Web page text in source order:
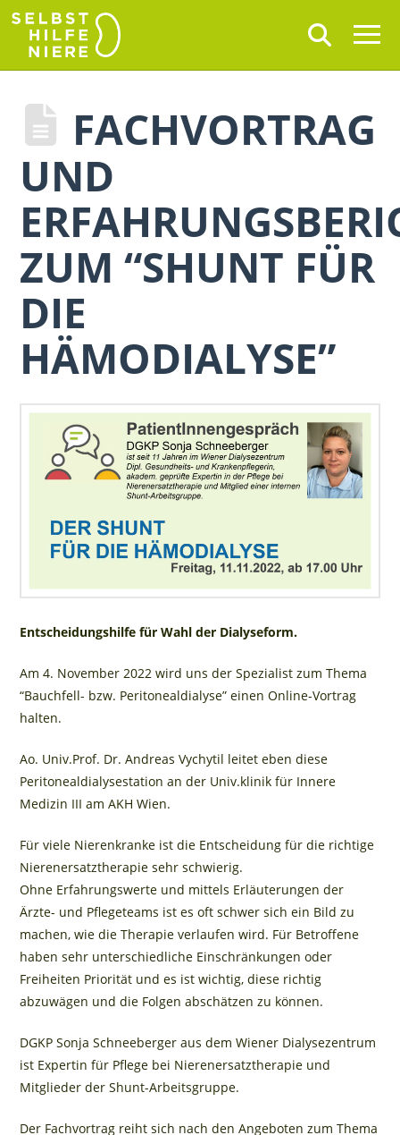
FACHVORTRAG
UND
ZUM “SHUNT FÜR
DIE
HÄMODIALYSE”
Entscheidungshilfe für Wahl der Dialyseform.
Am 4. November 2022 wird uns der Spezialist zum Thema
“Bauchfell- bzw. Peritonealdialyse” einen Online-Vortrag
halten.
Ao. Univ.Prof. Dr. Andreas Vychytil leitet eben diese
Peritonealdialysestation an der Univ.klinik für Innere
Medizin III am AKH Wien.
Für viele Nierenkranke ist die Entscheidung für die richtige
Nierenersatztherapie sehr schwierig.
Ohne Erfahrungswerte und mittels Erläuterungen der
Ärzte- und Pflegeteams ist es oft schwer sich ein Bild zu
machen, wie die Therapie verlaufen wird. Für Betroffene
haben sehr unterschiedliche Einschränkungen oder
Freiheiten Priorität und es ist wichtig, diese richtig
abzuwägen und die Folgen abschätzen zu können.
DGKP Sonja Schneeberger aus dem Wiener Dialysezentrum
ist Expertin für Pflege bei Nierenersatztherapie und
Mitglieder der Shunt-Arbeitsgruppe.
Der Fachvortrag reiht sich nach den Angeboten zum Thema